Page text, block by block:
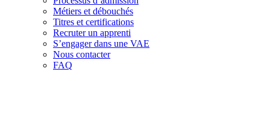
Métiers et débouchés
Titres et certifications
Recruter un apprenti
S’engager dans une VAE
Nous contacter
FAQ